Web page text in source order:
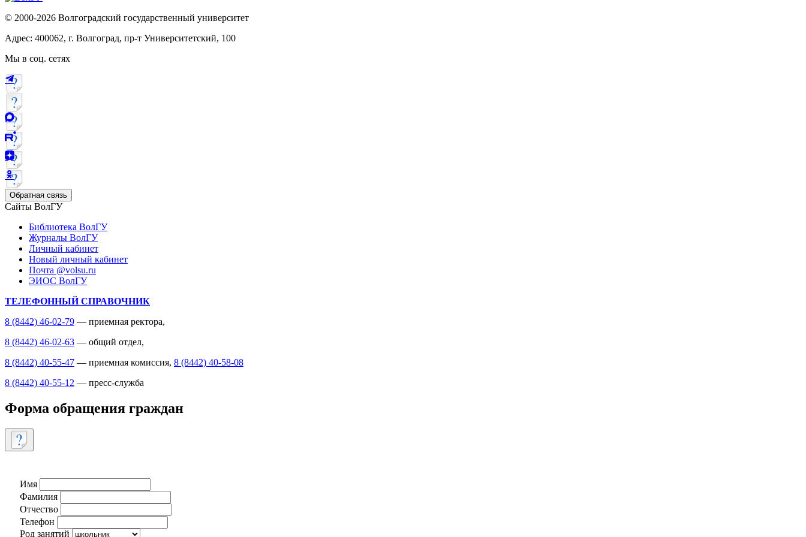
© 2000-2026 Волгоградский государственный университет
Адрес: 400062, г. Волгоград, пр-т Университетский, 100
Мы в соц. сетях
Обратная связь
Сайты ВолГУ
Библиотека ВолГУ
Журналы ВолГУ
Личный кабинет
Новый личный кабинет
Почта @volsu.ru
ЭИОС ВолГУ
ТЕЛЕФОННЫЙ СПРАВОЧНИК
8 (8442) 46-02-79 — приемная ректора,
8 (8442) 46-02-63 — общий отдел,
8 (8442) 40-55-47 — приемная комиссия, 8 (8442) 40-58-08
8 (8442) 40-55-12 — пресс-служба
Форма обращения граждан
Имя
Фамилия
Отчество
Телефон
Род занятий